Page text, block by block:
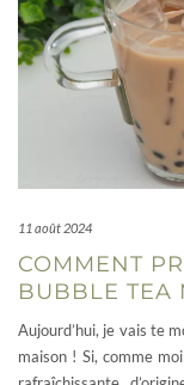
11 août 2024
COMMENT
BUBBLE TEA
Aujourd’hui, je vais te
maison ! Si, comme